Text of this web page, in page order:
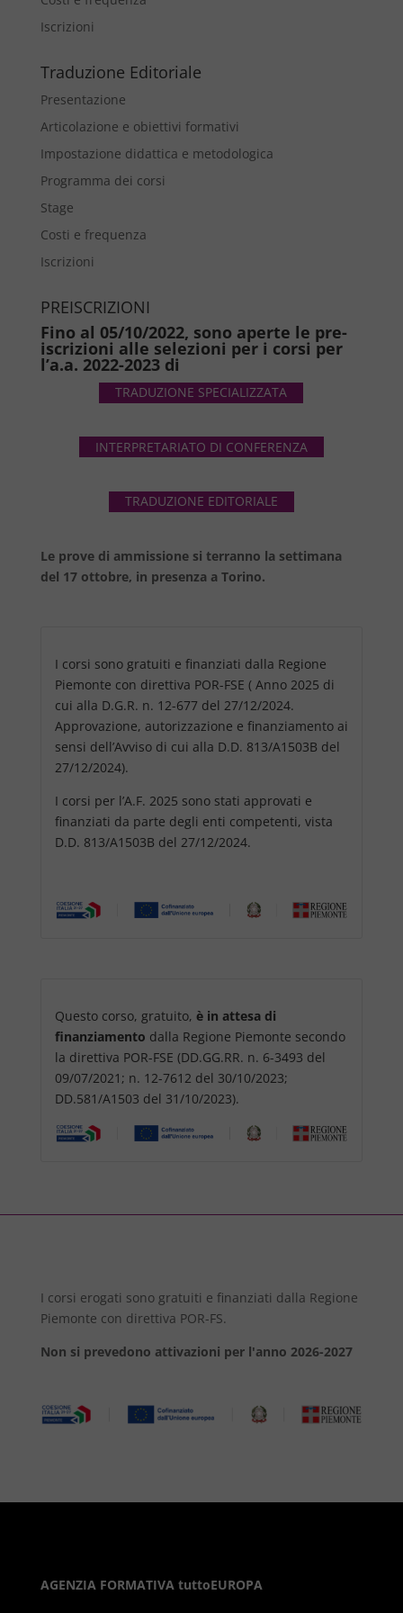
Iscrizioni
Traduzione Editoriale
Presentazione
Articolazione e obiettivi formativi
Impostazione didattica e metodologica
Programma dei corsi
Stage
Costi e frequenza
Iscrizioni
PREISCRIZIONI
Fino al 05/10/2022, sono aperte le pre-
iscrizioni alle selezioni per i corsi per
l’a.a. 2022-2023 di
TRADUZIONE SPECIALIZZATA
INTERPRETARIATO DI CONFERENZA
TRADUZIONE EDITORIALE
Le prove di ammissione si terranno la settimana
del 17 ottobre, in presenza a Torino.
I corsi sono gratuiti e finanziati dalla Regione
Piemonte con direttiva POR-FSE ( Anno 2025 di
cui alla D.G.R. n. 12-677 del 27/12/2024.
Approvazione, autorizzazione e finanziamento ai
sensi dell’Avviso di cui alla D.D. 813/A1503B del
27/12/2024).
I corsi per l’A.F. 2025 sono stati approvati e
finanziati da parte degli enti competenti, vista
D.D. 813/A1503B del 27/12/2024.
Questo corso, gratuito, è in attesa di
finanziamento dalla Regione Piemonte secondo
la direttiva POR-FSE (DD.GG.RR. n. 6-3493 del
09/07/2021; n. 12-7612 del 30/10/2023;
DD.581/A1503 del 31/10/2023).
I corsi erogati sono gratuiti e finanziati dalla Regione
Piemonte con direttiva POR-FS.
Non si prevedono attivazioni per l'anno 2026-2027
AGENZIA FORMATIVA tuttoEUROPA